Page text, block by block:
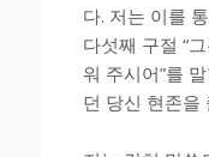
다. 저는 이를
다섯째 구절 “
워 주시어”를
던 당신 현존을